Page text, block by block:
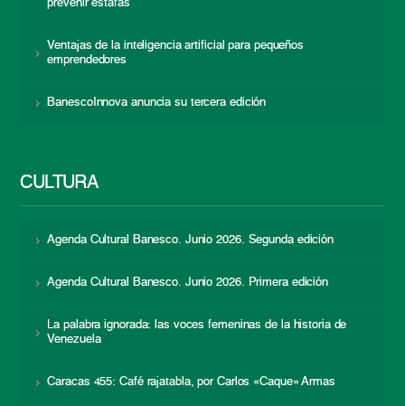
prevenir estafas
Ventajas de la inteligencia artificial para pequeños
emprendedores
BanescoInnova anuncia su tercera edición
CULTURA
Agenda Cultural Banesco. Junio 2026. Segunda edición
Agenda Cultural Banesco. Junio 2026. Primera edición
La palabra ignorada: las voces femeninas de la historia de
Venezuela
Caracas 455: Café rajatabla, por Carlos «Caque» Armas